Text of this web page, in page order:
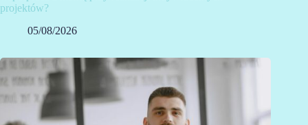
projektów?
05/08/2026